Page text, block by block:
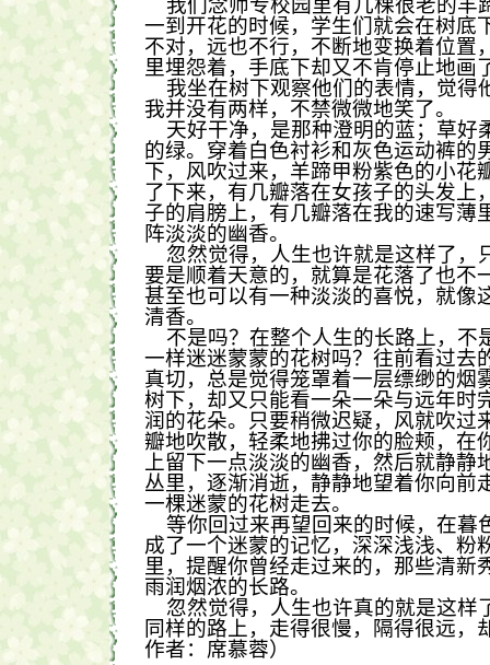
我们念师专校园里有几棵很老的羊
一到开花的时候，学生们就会在树底
不对，远也不行，不断地变换着位置
里埋怨着，手底下却又不肯停止地画
我坐在树下观察他们的表情，觉得
我并没有两样，不禁微微地笑了。
天好干净，是那种澄明的蓝；草好
的绿。穿着白色衬衫和灰色运动裤的
下，风吹过来，羊蹄甲粉紫色的小花
了下来，有几瓣落在女孩子的头发上
子的肩膀上，有几瓣落在我的速写薄
阵淡淡的幽香。
忽然觉得，人生也许就是这样了，
要是顺着天意的，就算是花落了也不
甚至也可以有一种淡淡的喜悦，就像
清香。
不是吗？在整个人生的长路上，不
一样迷迷蒙蒙的花树吗？往前看过去
真切，总是觉得笼罩着一层缥缈的烟
树下，却又只能看一朵一朵与远年时
润的花朵。只要稍微迟疑，风就吹过
瓣地吹散，轻柔地拂过你的脸颊，在
上留下一点淡淡的幽香，然后就静静
丛里，逐渐消逝，静静地望着你向前
一棵迷蒙的花树走去。
等你回过来再望回来的时候，在暮
成了一个迷蒙的记忆，深深浅浅、粉
里，提醒你曾经走过来的，那些清新
雨润烟浓的长路。
忽然觉得，人生也许真的就是这样
同样的路上，走得很慢，隔得很远，
作者：席慕蓉）